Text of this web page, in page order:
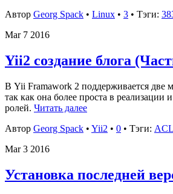
Автор Georg Spack • Linux • 3 • Тэги:
Mar 7 2016
Yii2 создание блога
В Yii Framawork 2 поддерживается две
так как она более проста в реализации
ролей. Читать далее
Автор Georg Spack • Yii2 • 0 • Тэги: ACL
Mar 3 2016
Установка последней